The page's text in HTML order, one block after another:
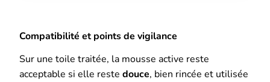
Compatibilité et points de vigilance
Sur une toile traitée, la mousse active reste
acceptable si elle reste douce, bien rincée et utilisée